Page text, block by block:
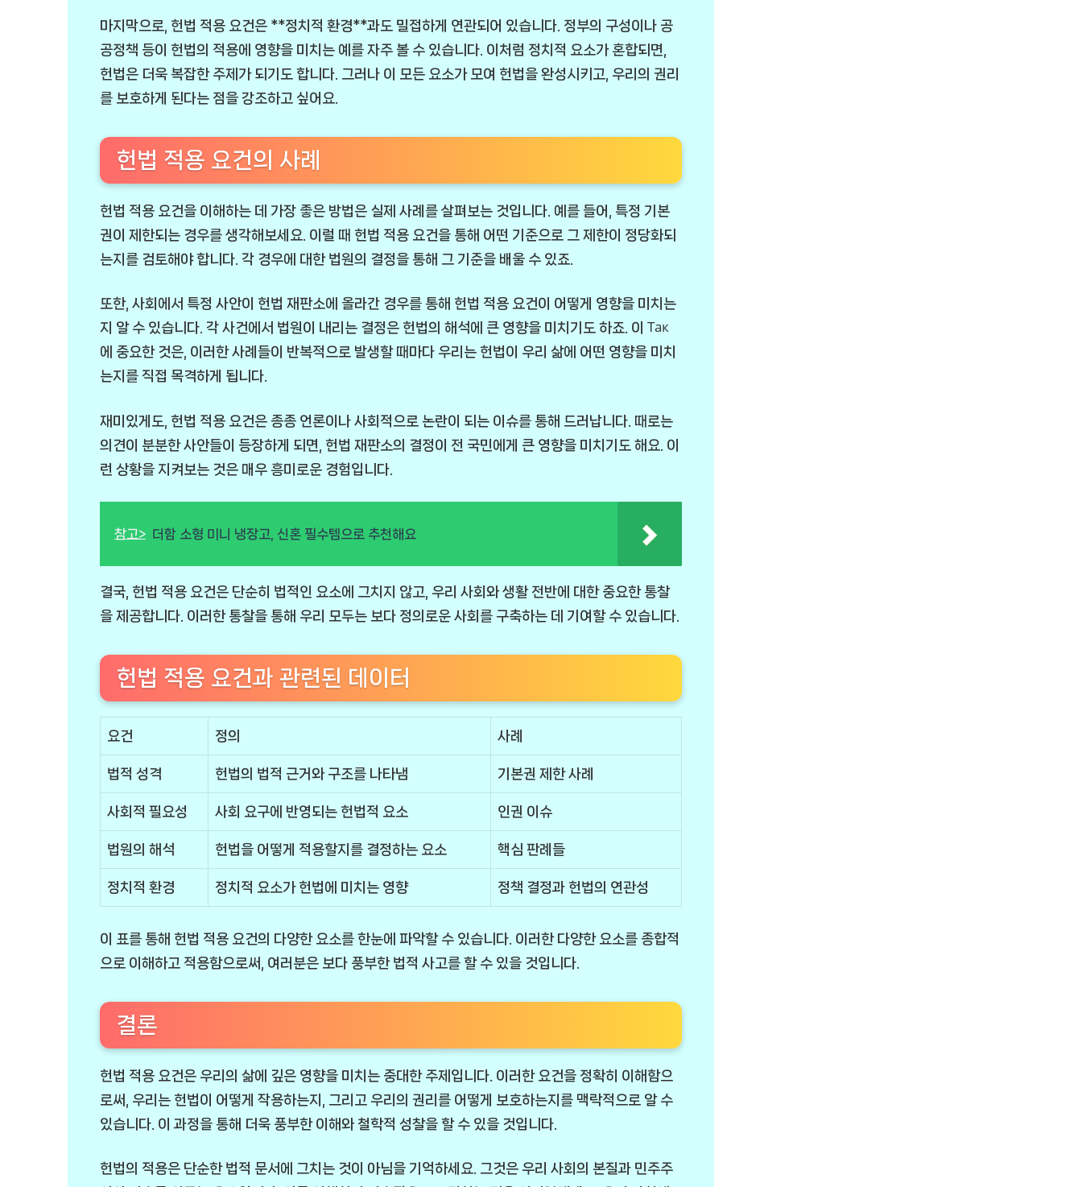
마지막으로, 헌법 적용 요건은 **정치적 환경**과도 밀접하게 연관되어 있습니다. 정부의 구성이나 공
공정책 등이 헌법의 적용에 영향을 미치는 예를 자주 볼 수 있습니다. 이처럼 정치적 요소가 혼합되면,
헌법은 더욱 복잡한 주제가 되기도 합니다. 그러나 이 모든 요소가 모여 헌법을 완성시키고, 우리의 권리
를 보호하게 된다는 점을 강조하고 싶어요.
헌법 적용 요건의 사례
헌법 적용 요건을 이해하는 데 가장 좋은 방법은 실제 사례를 살펴보는 것입니다. 예를 들어, 특정 기본
권이 제한되는 경우를 생각해보세요. 이럴 때 헌법 적용 요건을 통해 어떤 기준으로 그 제한이 정당화되
는지를 검토해야 합니다. 각 경우에 대한 법원의 결정을 통해 그 기준을 배울 수 있죠.
또한, 사회에서 특정 사안이 헌법 재판소에 올라간 경우를 통해 헌법 적용 요건이 어떻게 영향을 미치는
지 알 수 있습니다. 각 사건에서 법원이 내리는 결정은 헌법의 해석에 큰 영향을 미치기도 하죠. 이 Так
에 중요한 것은, 이러한 사례들이 반복적으로 발생할 때마다 우리는 헌법이 우리 삶에 어떤 영향을 미치
는지를 직접 목격하게 됩니다.
재미있게도, 헌법 적용 요건은 종종 언론이나 사회적으로 논란이 되는 이슈를 통해 드러납니다. 때로는
의견이 분분한 사안들이 등장하게 되면, 헌법 재판소의 결정이 전 국민에게 큰 영향을 미치기도 해요. 이
런 상황을 지켜보는 것은 매우 흥미로운 경험입니다.
참고> 더함 소형 미니 냉장고, 신혼 필수템으로 추천해요
결국, 헌법 적용 요건은 단순히 법적인 요소에 그치지 않고, 우리 사회와 생활 전반에 대한 중요한 통찰
을 제공합니다. 이러한 통찰을 통해 우리 모두는 보다 정의로운 사회를 구축하는 데 기여할 수 있습니다.
헌법 적용 요건과 관련된 데이터
요건 정의 사례
법적 성격 헌법의 법적 근거와 구조를 나타냄 기본권 제한 사례
사회적 필요성 사회 요구에 반영되는 헌법적 요소 인권 이슈
법원의 해석 헌법을 어떻게 적용할지를 결정하는 요소 핵심 판례들
정치적 환경 정치적 요소가 헌법에 미치는 영향 정책 결정과 헌법의 연관성
이 표를 통해 헌법 적용 요건의 다양한 요소를 한눈에 파악할 수 있습니다. 이러한 다양한 요소를 종합적
으로 이해하고 적용함으로써, 여러분은 보다 풍부한 법적 사고를 할 수 있을 것입니다.
결론
헌법 적용 요건은 우리의 삶에 깊은 영향을 미치는 중대한 주제입니다. 이러한 요건을 정확히 이해함으
로써, 우리는 헌법이 어떻게 작용하는지, 그리고 우리의 권리를 어떻게 보호하는지를 맥락적으로 알 수
있습니다. 이 과정을 통해 더욱 풍부한 이해와 철학적 성찰을 할 수 있을 것입니다.
헌법의 적용은 단순한 법적 문서에 그치는 것이 아님을 기억하세요. 그것은 우리 사회의 본질과 민주주